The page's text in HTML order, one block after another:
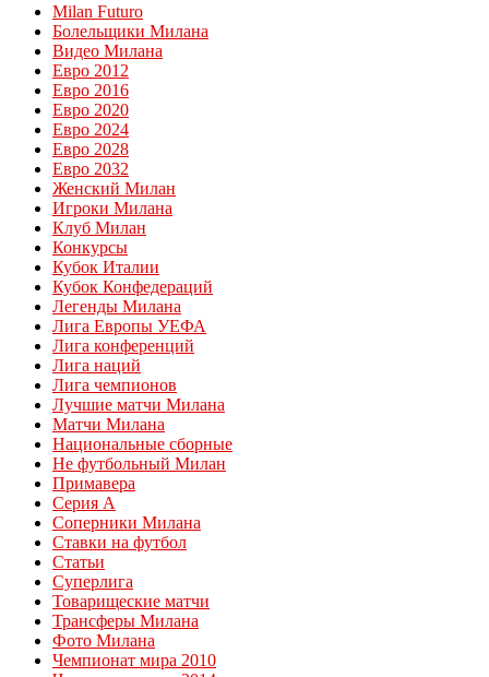
Milan Futuro
Болельщики Милана
Видео Милана
Евро 2012
Евро 2016
Евро 2020
Евро 2024
Евро 2028
Евро 2032
Женский Милан
Игроки Милана
Клуб Милан
Конкурсы
Кубок Италии
Кубок Конфедераций
Легенды Милана
Лига Европы УЕФА
Лига конференций
Лига наций
Лига чемпионов
Лучшие матчи Милана
Матчи Милана
Национальные сборные
Не футбольный Милан
Примавера
Серия А
Соперники Милана
Ставки на футбол
Статьи
Суперлига
Товарищеские матчи
Трансферы Милана
Фото Милана
Чемпионат мира 2010